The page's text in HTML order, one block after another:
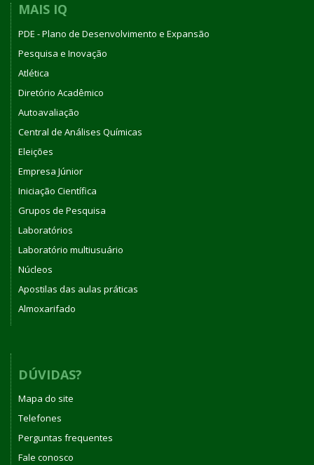
MAIS IQ
PDE - Plano de Desenvolvimento e Expansão
Pesquisa e Inovação
Atlética
Diretório Acadêmico
Autoavaliação
Central de Análises Químicas
Eleições
Empresa Júnior
Iniciação Científica
Grupos de Pesquisa
Laboratórios
Laboratório multiusuário
Núcleos
Apostilas das aulas práticas
Almoxarifado
DÚVIDAS?
Mapa do site
Telefones
Perguntas frequentes
Fale conosco